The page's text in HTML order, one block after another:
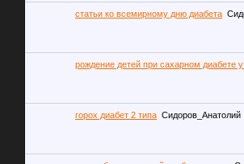
статьи ко всемирному дню диабета
рождение детей при сахарном диабете
горох диабет 2 типа Сидоров_Анатолий